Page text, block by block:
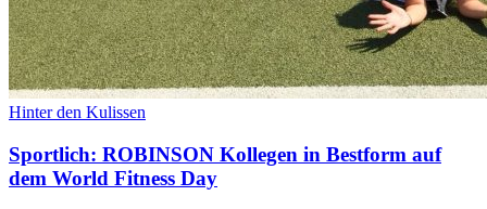
Hinter den Kulissen
Sportlich: ROBINSON Kollegen in Bestform auf
dem World Fitness Day